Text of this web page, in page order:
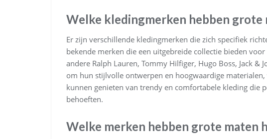
Welke kledingmerken hebben grote
Er zijn verschillende kledingmerken die zich specifiek
bekende merken die een uitgebreide collectie bieden
andere Ralph Lauren, Tommy Hilfiger, Hugo Boss, Jack &
om hun stijlvolle ontwerpen en hoogwaardige
kunnen genieten van trendy en comfortabele kleding die
behoeften.
Welke merken hebben grote maten